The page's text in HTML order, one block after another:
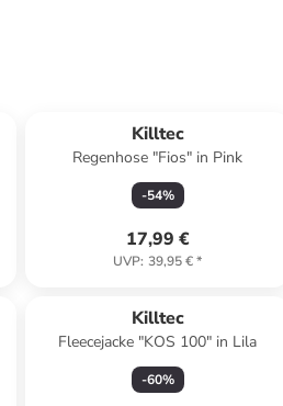
Killtec
Regenhose "Fios" in Pink
-54%
17,99 €
UVP: 39,95 €*
Killtec
Fleecejacke "KOS 100" in Lila
-60%